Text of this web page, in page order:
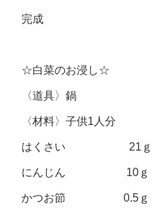
完成
☆白菜のお浸し☆
〈道具〉鍋
〈材料〉子供1人分
はくさい 21ｇ
にんじん 10ｇ
かつお節 0.5ｇ